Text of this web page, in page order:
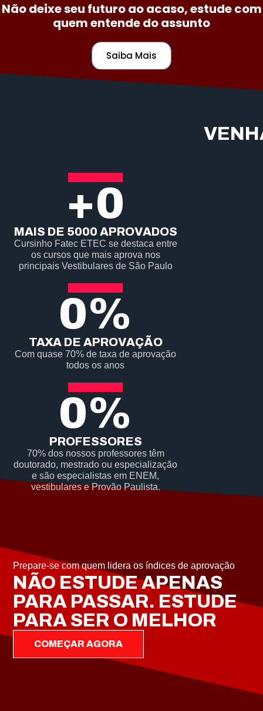
Não deixe seu futuro ao acaso, estude com
quem entende do assunto
Saiba Mais
MAIS DE 5000 APROVADOS
+0
Cursinho Fatec ETEC se destaca entre
os cursos que mais aprova nos
principais Vestibulares de São Paulo
TAXA DE APROVAÇÃO
0%
Com quase 70% de taxa de aprovação
todos os anos
PROFESSORES
0%
70% dos nossos professores têm
doutorado, mestrado ou especialização
e são especialistas em ENEM,
vestibulares e Provão Paulista.
Prepare-se com quem lidera os índices de aprovação
NÃO ESTUDE APENAS
PARA PASSAR. ESTUDE
PARA SER O MELHOR
COMEÇAR AGORA